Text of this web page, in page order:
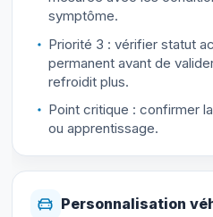
symptôme.
Priorité 3 : vérifier statut
permanent avant de
refroidit plus.
Point critique : confirmer
ou apprentissage.
Personnalisation